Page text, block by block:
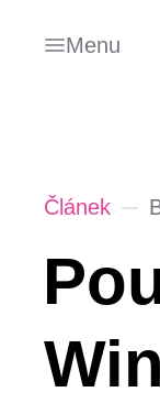
Menu
Článek